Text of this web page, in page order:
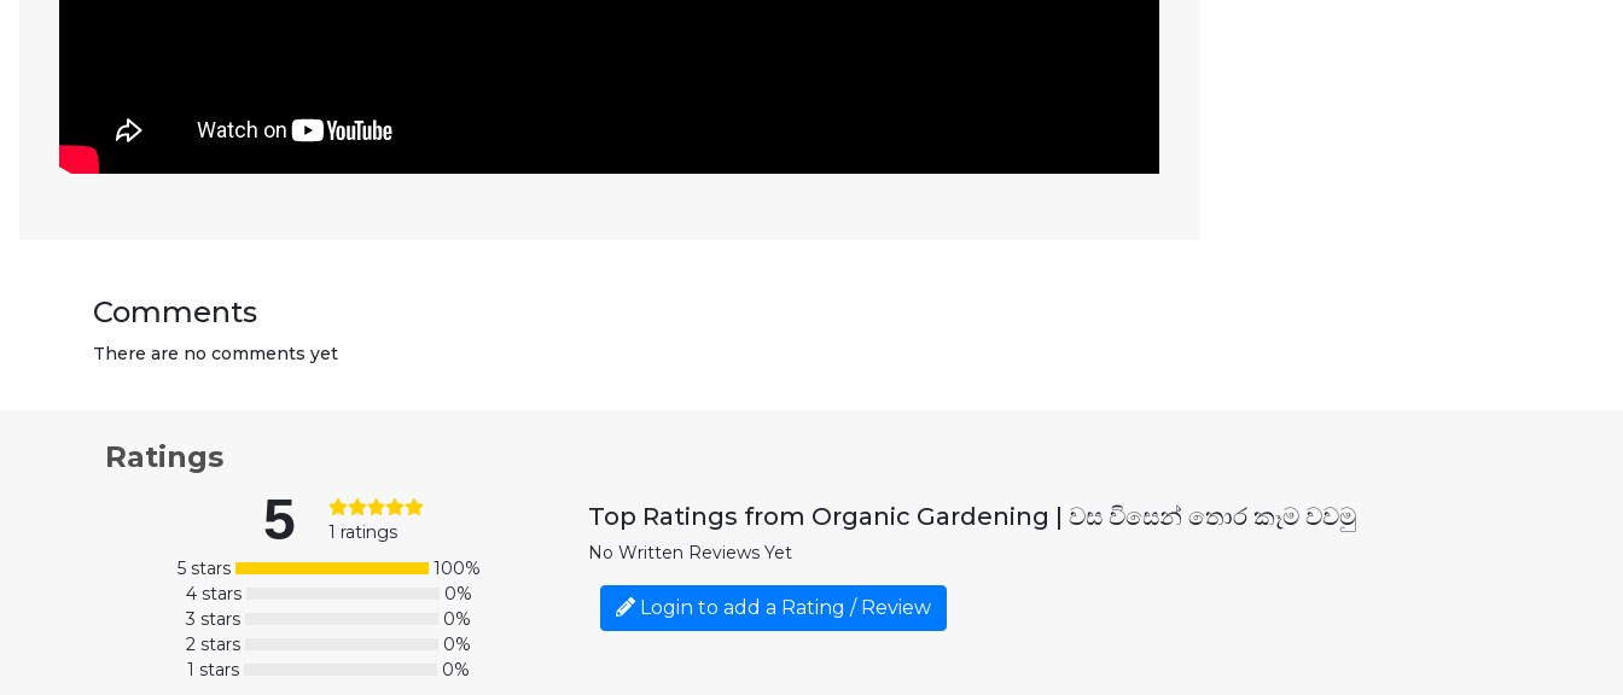
Comments
There are no comments yet
Ratings
5
1 ratings
5 stars
100%
4 stars
0%
3 stars
0%
2 stars
0%
1 stars
0%
Top Ratings from Organic Gardening | වස විසෙන් තොර කෑම වවමු
No Written Reviews Yet
Login to add a Rating / Review